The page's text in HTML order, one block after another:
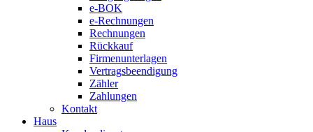
e-BOK
e-Rechnungen
Rechnungen
Rückkauf
Firmenunterlagen
Vertragsbeendigung
Zähler
Zahlungen
Kontakt
Haus